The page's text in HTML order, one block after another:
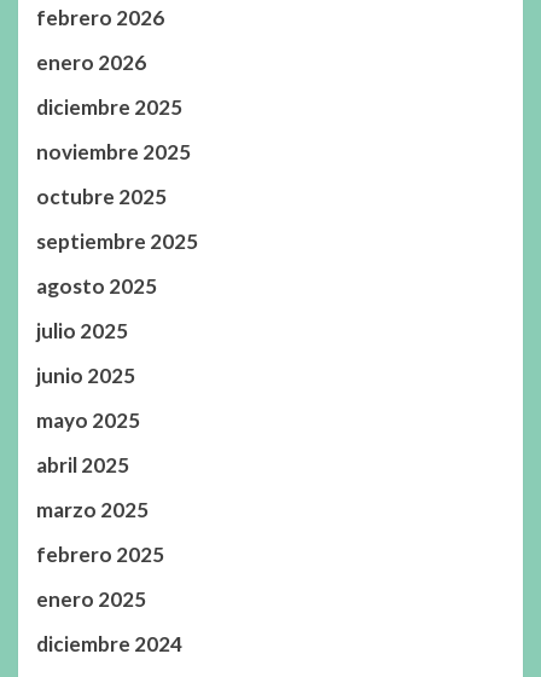
febrero 2026
enero 2026
diciembre 2025
noviembre 2025
octubre 2025
septiembre 2025
agosto 2025
julio 2025
junio 2025
mayo 2025
abril 2025
marzo 2025
febrero 2025
enero 2025
diciembre 2024